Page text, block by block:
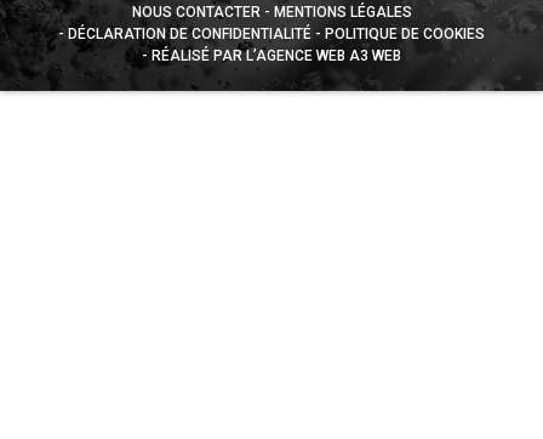
NOUS CONTACTER
MENTIONS LÉGALES
DÉCLARATION DE CONFIDENTIALITÉ
POLITIQUE DE COOKIES
RÉALISÉ PAR L’AGENCE WEB A3 WEB